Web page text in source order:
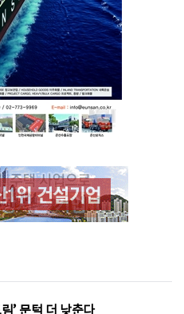
’ 문턱 더 낮춘다